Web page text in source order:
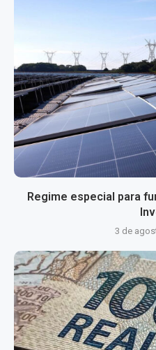
Regime especial para
3 de